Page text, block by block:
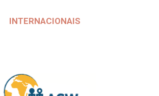
INTERNACIONAIS